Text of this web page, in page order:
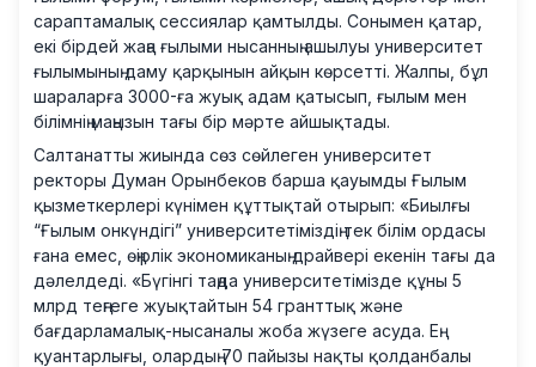
сараптамалық сессиялар қамтылды. Сонымен қатар,
екі бірдей жаңа ғылыми нысанның ашылуы университет
ғылымының даму қарқынын айқын көрсетті. Жалпы, бұл
шараларға 3000-ға жуық адам қатысып, ғылым мен
білімнің маңызын тағы бір мәрте айшықтады.
Салтанатты жиында сөз сөйлеген университет
ректоры Думан Орынбеков барша қауымды Ғылым
қызметкерлері күнімен құттықтай отырып: «Биылғы
“Ғылым онкүндігі” университетіміздің тек білім ордасы
ғана емес, өңірлік экономиканың драйвері екенін тағы да
дәлелдеді. «Бүгінгі таңда университетімізде құны 5
млрд теңгеге жуықтайтын 54 гранттық және
бағдарламалық-нысаналы жоба жүзеге асуда. Ең
қуантарлығы, олардың 70 пайызы нақты қолданбалы